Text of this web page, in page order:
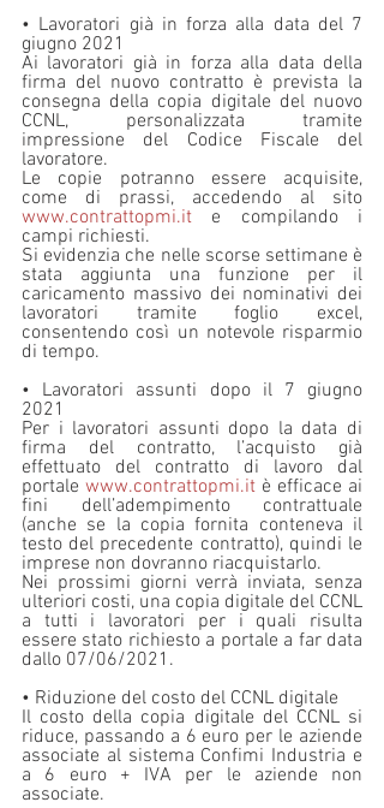
• Lavoratori già in forza alla data del 7
giugno 2021
Ai lavoratori già in forza alla data della
firma del nuovo contratto è prevista la
consegna della copia digitale del nuovo
CCNL, personalizzata tramite
impressione del Codice Fiscale del
lavoratore.
Le copie potranno essere acquisite,
www.contrattopmi.it e compilando i
campi richiesti.
Si evidenzia che nelle scorse settimane è
stata aggiunta una funzione per il
caricamento massivo dei nominativi dei
lavoratori tramite foglio excel,
consentendo così un notevole risparmio
di tempo.
• Lavoratori assunti dopo il 7 giugno
2021
Per i lavoratori assunti dopo la data di
firma del contratto, l’acquisto già
effettuato del contratto di lavoro dal
portale www.contrattopmi.it è efficace ai
fini dell’adempimento contrattuale
(anche se la copia fornita conteneva il
testo del precedente contratto), quindi le
imprese non dovranno riacquistarlo.
Nei prossimi giorni verrà inviata, senza
ulteriori costi, una copia digitale del CCNL
a tutti i lavoratori per i quali risulta
essere stato richiesto a portale a far data
dallo 07/06/2021.
• Riduzione del costo del CCNL digitale
Il costo della copia digitale del CCNL si
riduce, passando a 6 euro per le aziende
associate al sistema Confimi Industria e
a 6 euro + IVA per le aziende non
associate.